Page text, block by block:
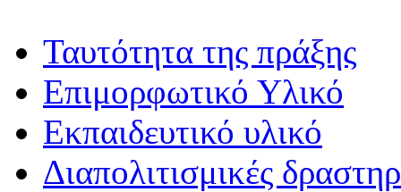
Ταυτότητα της πράξης
Επιμορφωτικό Υλικό
Εκπαιδευτικό υλικό
Διαπολιτισμικές